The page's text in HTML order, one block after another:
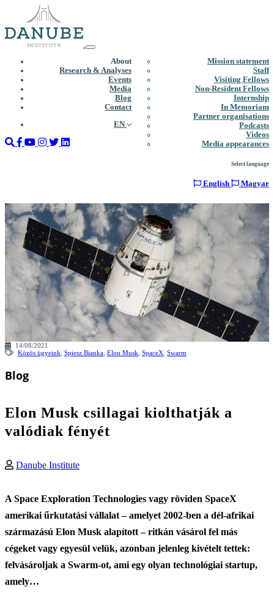
About
Mission statement
Staff
Visiting Fellows
Non-Resident Fellows
Internship
In Memoriam
Partner organisations
Research & Analyses
Events
Media
Podcasts
Videos
Media appearances
Blog
Contact
EN
Select language
English Magyar
14/08/2021
Közös ügyeink Spiesz Bianka Elon Musk SpaceX Swarm
Blog
Elon Musk csillagai kiolthatják a
valódiak fényét
Danube Institute
A Space Exploration Technologies vagy röviden SpaceX
amerikai űrkutatási vállalat – amelyet 2002-ben a dél-afrikai
származású Elon Musk alapított – ritkán vásárol fel más
cégeket vagy egyesül velük, azonban jelenleg kivételt tettek:
felvásároljak a Swarm-ot, ami egy olyan technológiai startup,
amely…